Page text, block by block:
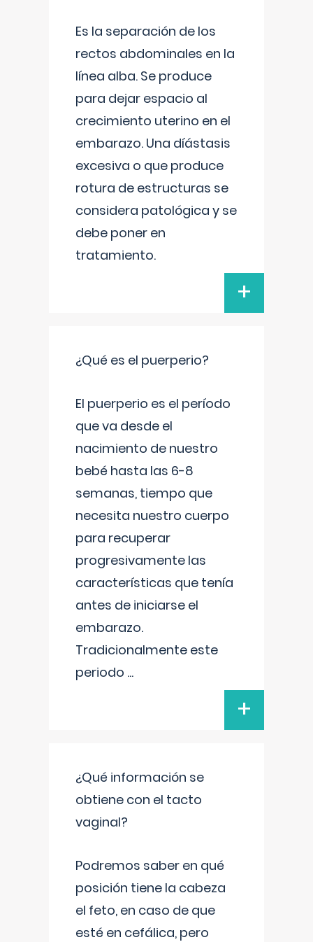
Es la separación de los
rectos abdominales en la
línea alba. Se produce
para dejar espacio al
crecimiento uterino en el
embarazo. Una díástasis
excesiva o que produce
rotura de estructuras se
considera patológica y se
debe poner en
tratamiento.
+
¿Qué es el puerperio?
El puerperio es el período
que va desde el
nacimiento de nuestro
bebé hasta las 6-8
semanas, tiempo que
necesita nuestro cuerpo
para recuperar
progresivamente las
características que tenía
antes de iniciarse el
embarazo.
Tradicionalmente este
periodo ...
+
¿Qué información se
obtiene con el tacto
vaginal?
Podremos saber en qué
posición tiene la cabeza
el feto, en caso de que
esté en cefálica, pero